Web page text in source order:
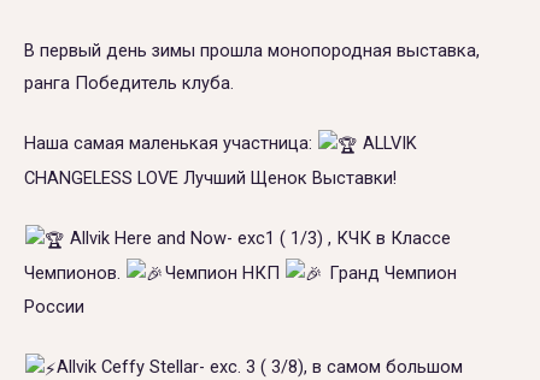
В первый день зимы прошла монопородная выставка,
ранга Победитель клуба.
Наша самая маленькая участница:
ALLVIK
CHANGELESS LOVE Лучший Щенок Выставки!
Allvik Here and Now- exc1 ( 1/3) , КЧК в Классе
Чемпионов.
Чемпион НКП
Гранд Чемпион
России
Allvik Ceffy Stellar- exc. 3 ( 3/8), в самом большом